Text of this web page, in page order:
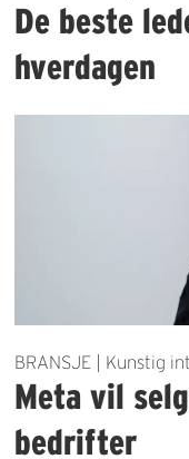
De beste
hverdagen
BRANSJE | Kunstig
Meta vil
bedrifter